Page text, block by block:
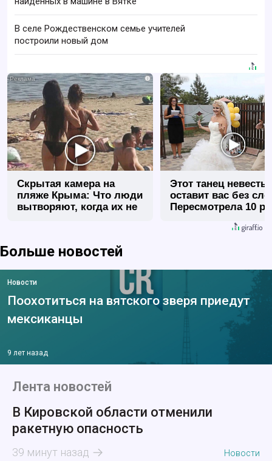
В селе Рождественском семье учителей
построили новый дом
i
Скрытая камера на
пляже Крыма: Что люди
вытворяют, когда их не
Этот танец невесты
оставит вас без
Пересмотрела 10
Больше новостей
Новости
Поохотиться на вятского зверя приедут
мексиканцы
9 лет назад
Лента новостей
В Кировской области отменили
ракетную опасность
39 минут назад Новости